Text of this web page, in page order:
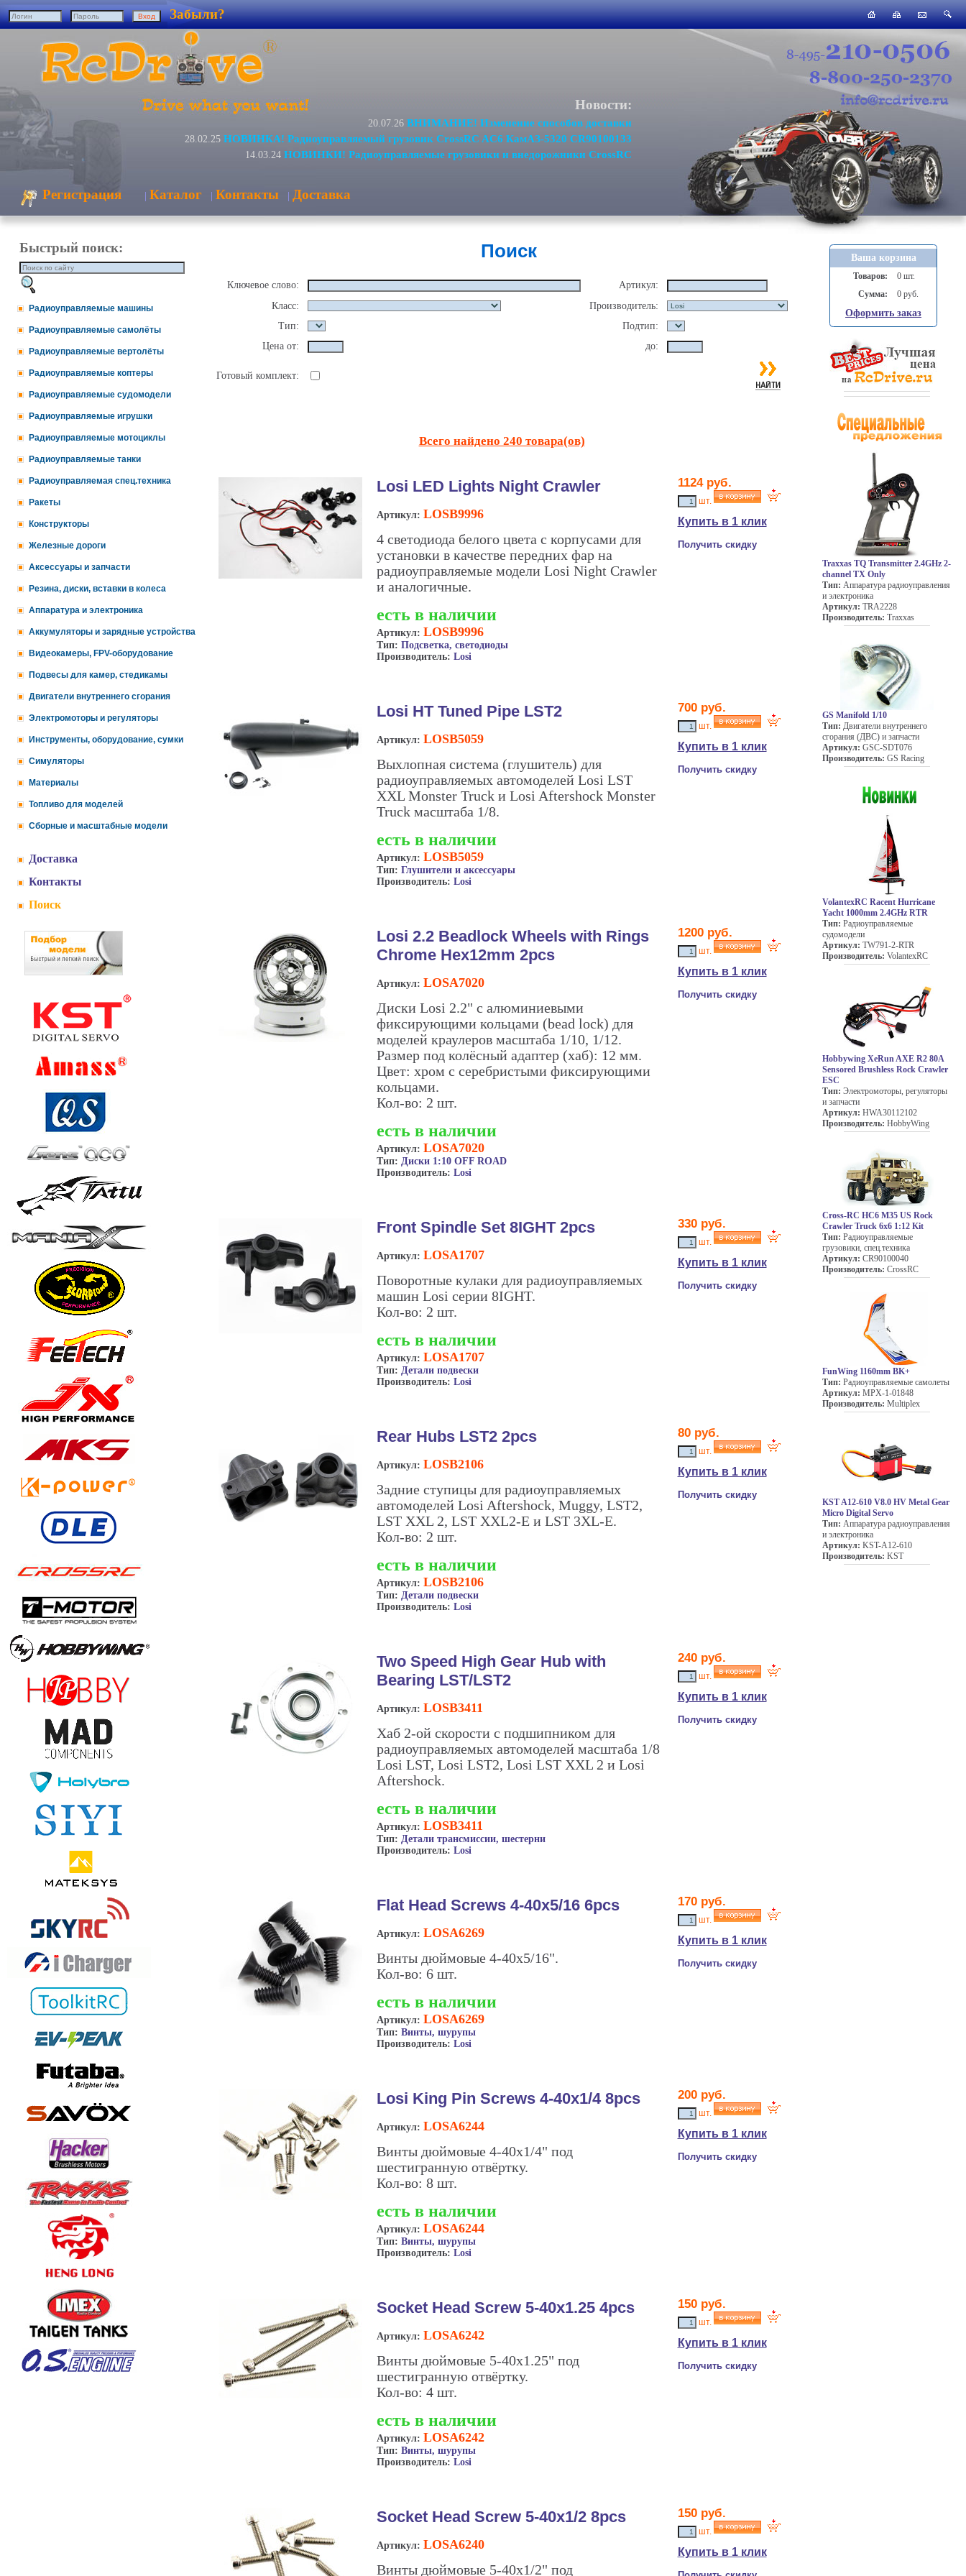
Забыли?
Новости:
20.07.26 ВНИМАНИЕ! Изменение способов доставки
28.02.25 НОВИНКА! Радиоуправляемый грузовик CrossRC AC6 КамАЗ-5320 CR90100133
14.03.24 НОВИНКИ! Радиоуправляемые грузовики и внедорожники CrossRC
Регистрация | Каталог | Контакты | Доставка
Быстрый поиск:
Радиоуправляемые машины
Радиоуправляемые самолёты
Радиоуправляемые вертолёты
Радиоуправляемые коптеры
Радиоуправляемые судомодели
Радиоуправляемые игрушки
Радиоуправляемые мотоциклы
Радиоуправляемые танки
Радиоуправляемая спец.техника
Ракеты
Конструкторы
Железные дороги
Аксессуары и запчасти
Резина, диски, вставки в колеса
Аппаратура и электроника
Аккумуляторы и зарядные устройства
Видеокамеры, FPV-оборудование
Подвесы для камер, стедикамы
Двигатели внутреннего сгорания
Электромоторы и регуляторы
Инструменты, оборудование, сумки
Симуляторы
Материалы
Топливо для моделей
Сборные и масштабные модели
Доставка
Контакты
Поиск
Поиск
Ключевое слово:
Артикул:
Класс:
Производитель:
Тип:
Подтип:
Цена от:
до:
Готовый комплект:
Всего найдено 240 товара(ов)
Losi LED Lights Night Crawler
Артикул: LOSB9996
4 светодиода белого цвета с корпусами для
установки в качестве передних фар на
радиоуправляемые модели Losi Night Crawler
и аналогичные.
есть в наличии
Артикул: LOSB9996
Тип: Подсветка, светодиоды
Производитель: Losi
1124 руб.
шт.
Купить в 1 клик
Получить скидку
Losi HT Tuned Pipe LST2
Артикул: LOSB5059
Выхлопная система (глушитель) для
радиоуправляемых автомоделей Losi LST
XXL Monster Truck и Losi Aftershock Monster
Truck масштаба 1/8.
есть в наличии
Артикул: LOSB5059
Тип: Глушители и аксессуары
Производитель: Losi
700 руб.
шт.
Купить в 1 клик
Получить скидку
Losi 2.2 Beadlock Wheels with Rings
Chrome Hex12mm 2pcs
Артикул: LOSA7020
Диски Losi 2.2" с алюминиевыми
фиксирующими кольцами (bead lock) для
моделей краулеров масштаба 1/10, 1/12.
Размер под колёсный адаптер (хаб): 12 мм.
Цвет: хром с серебристыми фиксирующими
кольцами.
Кол-во: 2 шт.
есть в наличии
Артикул: LOSA7020
Тип: Диски 1:10 OFF ROAD
Производитель: Losi
1200 руб.
шт.
Купить в 1 клик
Получить скидку
Front Spindle Set 8IGHT 2pcs
Артикул: LOSA1707
Поворотные кулаки для радиоуправляемых
машин Losi серии 8IGHT.
Кол-во: 2 шт.
есть в наличии
Артикул: LOSA1707
Тип: Детали подвески
Производитель: Losi
330 руб.
шт.
Купить в 1 клик
Получить скидку
Rear Hubs LST2 2pcs
Артикул: LOSB2106
Задние ступицы для радиоуправляемых
автомоделей Losi Aftershock, Muggy, LST2,
LST XXL 2, LST XXL2-E и LST 3XL-E.
Кол-во: 2 шт.
есть в наличии
Артикул: LOSB2106
Тип: Детали подвески
Производитель: Losi
80 руб.
шт.
Купить в 1 клик
Получить скидку
Two Speed High Gear Hub with
Bearing LST/LST2
Артикул: LOSB3411
Хаб 2-ой скорости с подшипником для
радиоуправляемых автомоделей масштаба 1/8
Losi LST, Losi LST2, Losi LST XXL 2 и Losi
Aftershock.
есть в наличии
Артикул: LOSB3411
Тип: Детали трансмиссии, шестерни
Производитель: Losi
240 руб.
шт.
Купить в 1 клик
Получить скидку
Flat Head Screws 4-40x5/16 6pcs
Артикул: LOSA6269
Винты дюймовые 4-40х5/16".
Кол-во: 6 шт.
есть в наличии
Артикул: LOSA6269
Тип: Винты, шурупы
Производитель: Losi
170 руб.
шт.
Купить в 1 клик
Получить скидку
Losi King Pin Screws 4-40x1/4 8pcs
Артикул: LOSA6244
Винты дюймовые 4-40x1/4" под
шестигранную отвёртку.
Кол-во: 8 шт.
есть в наличии
Артикул: LOSA6244
Тип: Винты, шурупы
Производитель: Losi
200 руб.
шт.
Купить в 1 клик
Получить скидку
Socket Head Screw 5-40x1.25 4pcs
Артикул: LOSA6242
Винты дюймовые 5-40x1.25" под
шестигранную отвёртку.
Кол-во: 4 шт.
есть в наличии
Артикул: LOSA6242
Тип: Винты, шурупы
Производитель: Losi
150 руб.
шт.
Купить в 1 клик
Получить скидку
Socket Head Screw 5-40x1/2 8pcs
Артикул: LOSA6240
Винты дюймовые 5-40x1/2" под
150 руб.
шт.
Купить в 1 клик
Ваша корзина
Товаров:
0 шт.
Сумма:
0 руб.
Оформить заказ
Traxxas TQ Transmitter 2.4GHz 2-
channel TX Only
Тип: Аппаратура радиоуправления
и электроника
Артикул: TRA2228
Производитель: Traxxas
GS Manifold 1/10
Тип: Двигатели внутреннего
сгорания (ДВС) и запчасти
Артикул: GSC-SDT076
Производитель: GS Racing
VolantexRC Racent Hurricane
Yacht 1000mm 2.4GHz RTR
Тип: Радиоуправляемые
судомодели
Артикул: TW791-2-RTR
Производитель: VolantexRC
Hobbywing XeRun AXE R2 80A
Sensored Brushless Rock Crawler
ESC
Тип: Электромоторы, регуляторы
и запчасти
Артикул: HWA30112102
Производитель: HobbyWing
Cross-RC HC6 M35 US Rock
Crawler Truck 6x6 1:12 Kit
Тип: Радиоуправляемые
грузовики, спец.техника
Артикул: CR90100040
Производитель: CrossRC
FunWing 1160mm BK+
Тип: Радиоуправляемые самолеты
Артикул: MPX-1-01848
Производитель: Multiplex
KST A12-610 V8.0 HV Metal Gear
Micro Digital Servo
Тип: Аппаратура радиоуправления
и электроника
Артикул: KST-A12-610
Производитель: KST